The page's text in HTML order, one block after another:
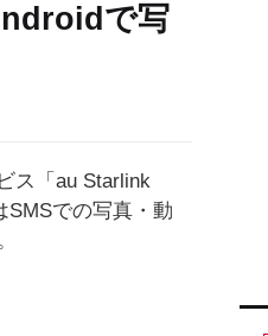
で写
ス「au Starlink
SMSでの写真・動